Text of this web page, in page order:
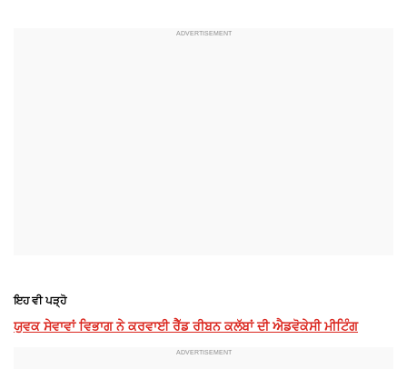
ਇਹ ਵੀ ਪੜ੍ਹੋ
ਯੁਵਕ ਸੇਵਾਵਾਂ ਵਿਭਾਗ ਨੇ ਕਰਵਾਈ ਰੈੱਡ ਰੀਬਨ ਕਲੱਬਾਂ ਦੀ ਐਡਵੋਕੇਸੀ ਮੀਟਿੰਗ